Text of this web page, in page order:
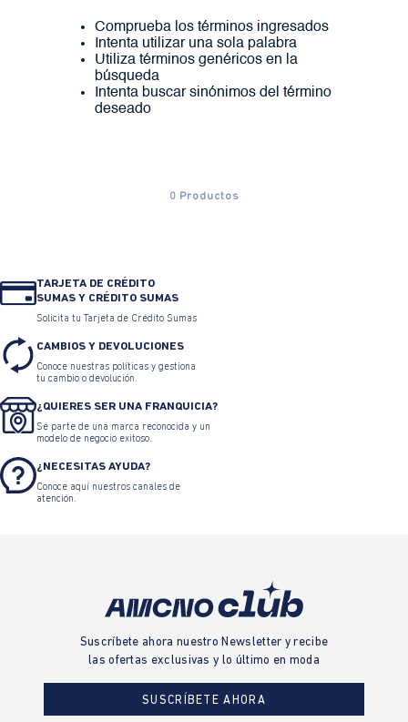
Comprueba los términos ingresados
Intenta utilizar una sola palabra
Utiliza términos genéricos en la
búsqueda
Intenta buscar sinónimos del término
deseado
0 Productos
TARJETA DE CRÉDITO
SUMAS Y CRÉDITO SUMAS
Solicita tu Tarjeta de Crédito Sumas
CAMBIOS Y DEVOLUCIONES
Conoce nuestras políticas y gestiona
tu cambio o devolución.
¿QUIERES SER UNA FRANQUICIA?
Sé parte de una marca reconocida y un
modelo de negocio exitoso.
¿NECESITAS AYUDA?
Conoce aquí nuestros canales de
atención.
Suscríbete ahora nuestro Newsletter y recibe
las ofertas exclusivas y lo último en moda
SUSCRÍBETE AHORA